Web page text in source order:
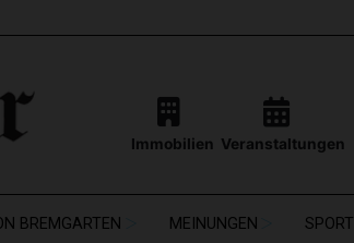
Immobilien Veranstaltungen
BREMGARTEN MEINUNGEN SPORT